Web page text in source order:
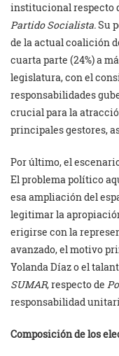
institucional respecto
Partido Socialista.Su
de la actual coalición
cuarta parte (24%) a
legislatura, con el
responsabilidades
crucial para la
principales gestores,
Por último, el
El problema político
esa ampliación del
legitimar la
erigirse con la
avanzado, el motivo
Yolanda Díaz o el
SUMAR, respecto de
responsabilidad
Composición de los